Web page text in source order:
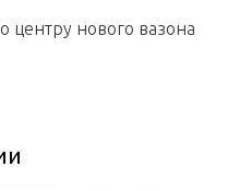
центру нового вазона